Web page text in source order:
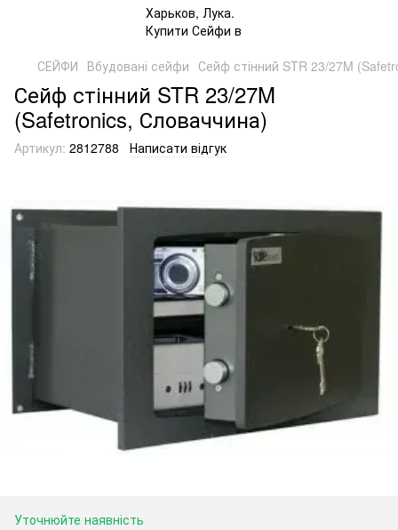
СЕЙФИ Вбудовані сейфи Сейф стінний STR 23/27M
Сейф стінний STR 23/27M
(Safetronics, Словаччина)
Артикул: 2812788 Написати відгук
Уточнюйте наявність